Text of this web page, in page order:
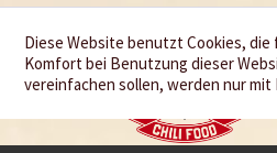
Diese Website benutzt Cookies,
Komfort bei Benutzung dieser
vereinfachen sollen, werden nur